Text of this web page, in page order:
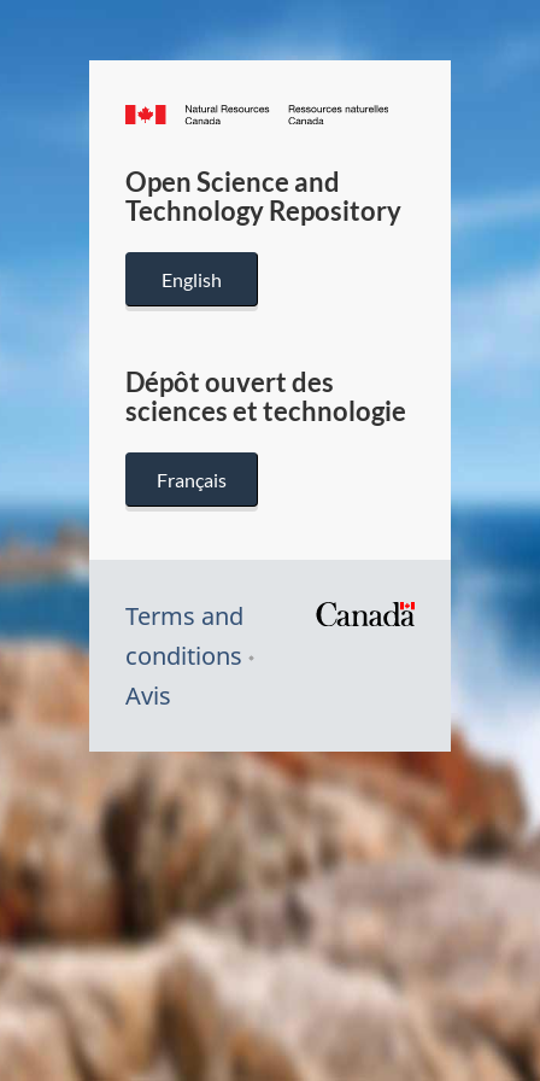
Canada.ca
/
Canada
Open Science and
Technology Repository
English
Dépôt ouvert des
sciences et technologie
Français
Terms and
conditions
Avis
Symbole
du
Canada